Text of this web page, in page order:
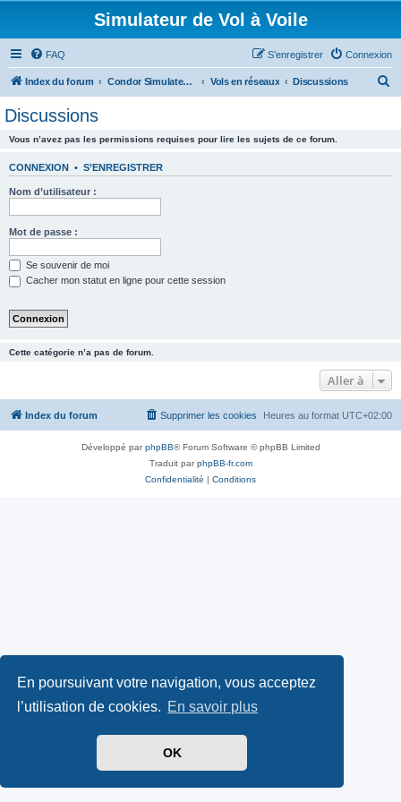
En poursuivant votre navigation, vous acceptez
l’utilisation de cookies. En savoir plus
OK
Simulateur de Vol à Voile
FAQ Connexion
S’enregistrer
Index du forum Condor Simulateur de Vol à Voile Vols en réseaux Discussions
Discussions
Vous n’avez pas les permissions requises pour lire les sujets de ce forum.
CONNEXION • S’ENREGISTRER
Nom d’utilisateur :
Mot de passe :
Se souvenir de moi
Cacher mon statut en ligne pour cette session
Cette catégorie n’a pas de forum.
Aller à
Index du forum Heures au format UTC+02:00
Supprimer les cookies
Développé parphpBB® Forum Software © phpBB Limited
Traduit parphpBB-fr.com
Confidentialité | Conditions